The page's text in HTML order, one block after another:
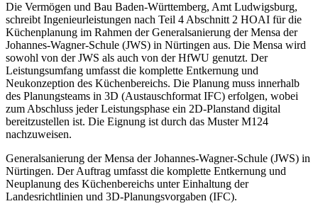
Die Vermögen und Bau Baden-Württemberg, Amt Ludwigsburg,
schreibt Ingenieurleistungen nach Teil 4 Abschnitt 2 HOAI für die
Küchenplanung im Rahmen der Generalsanierung der Mensa der
Johannes-Wagner-Schule (JWS) in Nürtingen aus. Die Mensa wird
sowohl von der JWS als auch von der HfWU genutzt. Der
Leistungsumfang umfasst die komplette Entkernung und
Neukonzeption des Küchenbereichs. Die Planung muss innerhalb
des Planungsteams in 3D (Austauschformat IFC) erfolgen, wobei
zum Abschluss jeder Leistungsphase ein 2D-Planstand digital
bereitzustellen ist. Die Eignung ist durch das Muster M124
nachzuweisen.
Generalsanierung der Mensa der Johannes-Wagner-Schule (JWS) in
Nürtingen. Der Auftrag umfasst die komplette Entkernung und
Neuplanung des Küchenbereichs unter Einhaltung der
Landesrichtlinien und 3D-Planungsvorgaben (IFC).